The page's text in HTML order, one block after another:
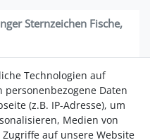
Sternzeichen Fische,
Warenkorb
zzgl.Versandkosten
Technologien auf
Daten
(z.B. IP-Adresse), um
Medien von
auf unsere Website